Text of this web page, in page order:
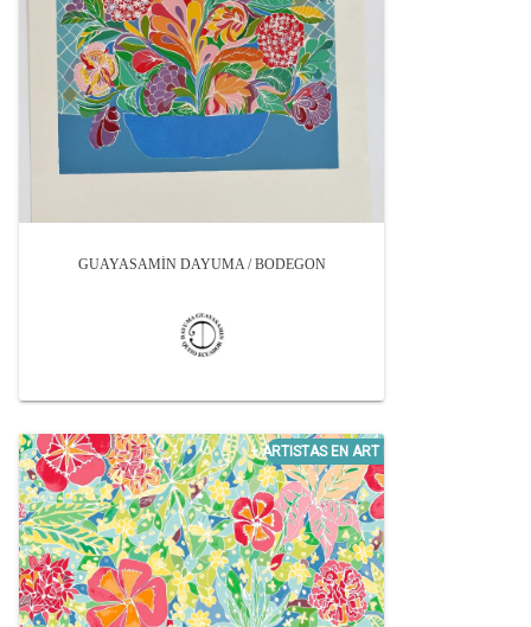
GUAYASAMÍN DAYUMA / BODEGON